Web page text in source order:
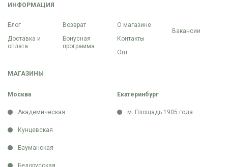
ИНФОРМАЦИЯ
Блог
Доставка и
оплата
Возврат
Бонусная
программа
О магазине
Контакты
Опт
Вакансии
МАГАЗИНЫ
Москва
Академическая
Кунцевская
Бауманская
Белорусская
Екатеринбург
м. Площадь 1905 года